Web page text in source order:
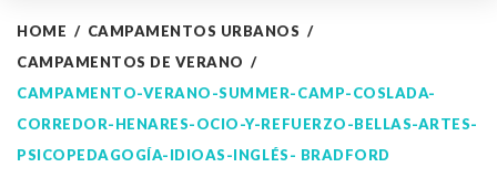
HOME / CAMPAMENTOS URBANOS /
CAMPAMENTOS DE VERANO /
CAMPAMENTO-VERANO-SUMMER-CAMP-COSLADA-
CORREDOR-HENARES-OCIO-Y-REFUERZO-BELLAS-ARTES-
PSICOPEDAGOGÍA-IDIOAS-INGLÉS- BRADFORD